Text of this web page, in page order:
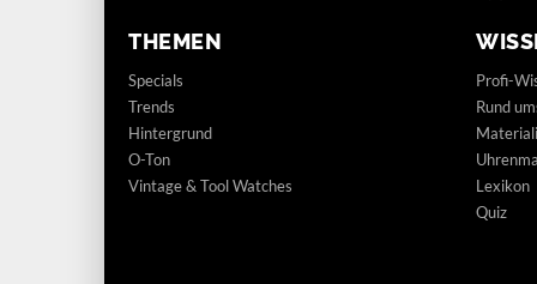
THEMEN
Specials
Trends
Hintergrund
O-Ton
Vintage & Tool Watches
Profi-
Rund
Lexikon
Quiz